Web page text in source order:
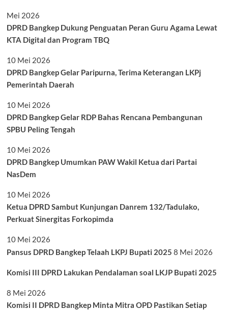
Mei 2026
DPRD Bangkep Dukung Penguatan Peran Guru Agama Lewat
KTA Digital dan Program TBQ
10 Mei 2026
DPRD Bangkep Gelar Paripurna, Terima Keterangan LKPj
Pemerintah Daerah
10 Mei 2026
DPRD Bangkep Gelar RDP Bahas Rencana Pembangunan
SPBU Peling Tengah
10 Mei 2026
DPRD Bangkep Umumkan PAW Wakil Ketua dari Partai
NasDem
10 Mei 2026
Ketua DPRD Sambut Kunjungan Danrem 132/Tadulako,
Perkuat Sinergitas Forkopimda
10 Mei 2026
Pansus DPRD Bangkep Telaah LKPJ Bupati 2025 8 Mei 2026
Komisi III DPRD Lakukan Pendalaman soal LKJP Bupati 2025
8 Mei 2026
Komisi II DPRD Bangkep Minta Mitra OPD Pastikan Setiap